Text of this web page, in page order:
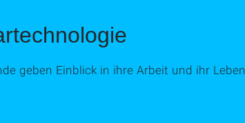
geben Einblick in ihre Arbeit und ihr Leben